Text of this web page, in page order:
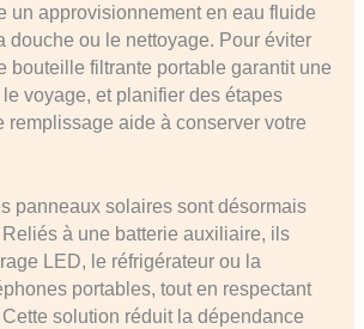
un approvisionnement en eau fluide
douche ou le nettoyage. Pour éviter
bouteille filtrante portable garantit une
voyage, et planifier des étapes
remplissage aide à conserver votre
panneaux solaires sont désormais
à une batterie auxiliaire, ils
LED, le réfrigérateur ou la
portables, tout en respectant
Cette solution réduit la dépendance